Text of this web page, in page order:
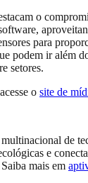
o
para
podem ir além
setores.
o site de
de
e
mais em